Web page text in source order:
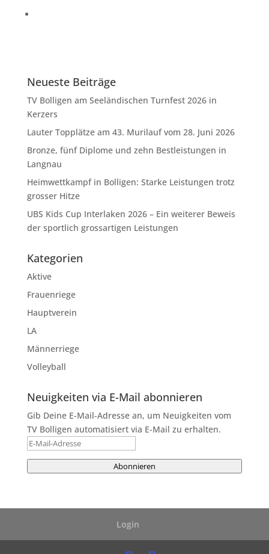
Neueste Beiträge
TV Bolligen am Seeländischen Turnfest 2026 in
Kerzers
Lauter Topplätze am 43. Murilauf vom 28. Juni 2026
Bronze, fünf Diplome und zehn Bestleistungen in
Langnau
Heimwettkampf in Bolligen: Starke Leistungen trotz
grosser Hitze
UBS Kids Cup Interlaken 2026 – Ein weiterer Beweis
der sportlich grossartigen Leistungen
Kategorien
Aktive
Frauenriege
Hauptverein
LA
Männerriege
Volleyball
Neuigkeiten via E-Mail abonnieren
Gib Deine E-Mail-Adresse an, um Neuigkeiten vom
TV Bolligen automatisiert via E-Mail zu erhalten.
E-
Mail-
Adresse
Abonnieren
Login